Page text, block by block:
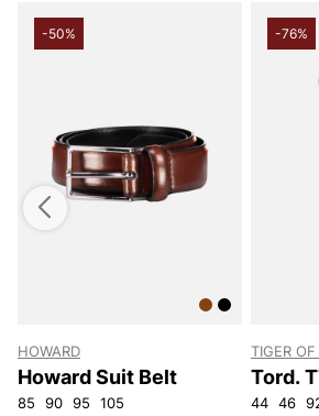
-50%
HOWARD
Howard Suit Belt
85 90 95 105
-76%
TIGER
Tord.
44 46